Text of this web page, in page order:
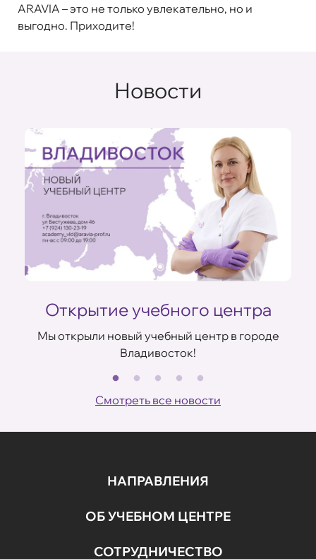
ARAVIA – это не только увлекательно, но и
выгодно. Приходите!
Новости
Открытие учебного центра
Мы открыли новый учебный центр в городе
Владивосток!
Смотреть все новости
НАПРАВЛЕНИЯ
ОБ УЧЕБНОМ ЦЕНТРЕ
СОТРУДНИЧЕСТВО